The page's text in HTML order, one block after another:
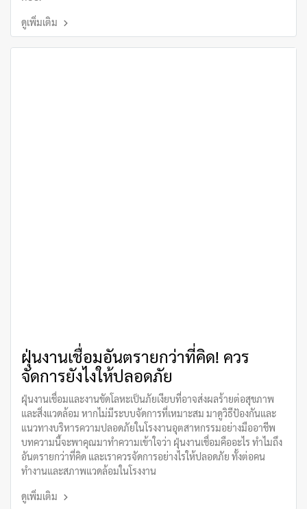
ดูเพิ่มเติม
ฝุ่นงานเชื่อมอันตรายกว่าที่คิด! ควร
จัดการยังไงให้ปลอดภัย
ฝุ่นงานเชื่อมและงานขัดโลหะเป็นภัยเงียบที่อาจส่งผลร้ายต่อสุขภาพ
และสิ่งแวดล้อม หากไม่มีระบบจัดการที่เหมาะสม มาดูวิธีป้องกันและ
แนวทางบริหารความปลอดภัยในโรงงานอุตสาหกรรมอย่างมืออาชีพ
บทความนี้จะพาคุณมาทำความเข้าใจว่า ฝุ่นงานเชื่อมคืออะไร ทำไมถึง
อันตรายกว่าที่คิด และเราควรจัดการอย่างไรให้ปลอดภัย ทั้งต่อคน
ทำงานและสภาพแวดล้อมในโรงงาน
ดูเพิ่มเติม